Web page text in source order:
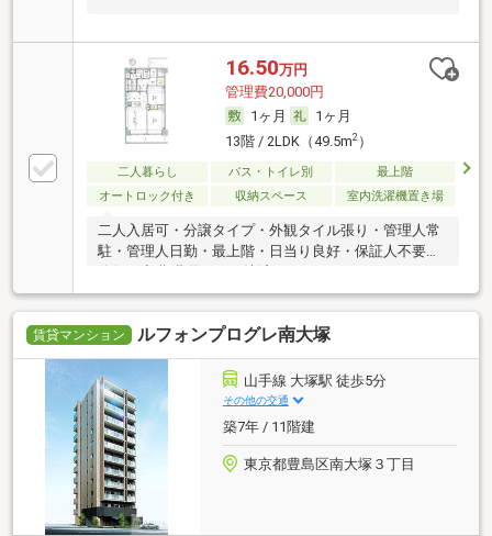
16.50万円
管理費20,000円
1ヶ月
1ヶ月
13階 / 2LDK（49.5m2）
二人暮らし バス・トイレ別
最上階
オートロック付き
収納スペース 室内洗濯機置き場
二人入居可・分譲タイプ・外観タイル張り・管理人常
駐・管理人日勤・最上階・日当り良好・保証人不要／
賃貸マンション ルフォンプログレ南大塚
山手線 大塚駅 徒歩5分
その他の交通
築7年 / 11階建
東京都豊島区南大塚３丁目